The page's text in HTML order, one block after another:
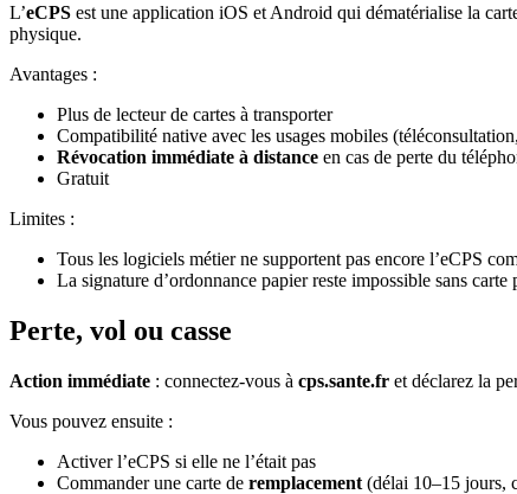
L’eCPS est une application iOS et Android qui dématérialise la
physique.
Avantages :
Plus de lecteur de cartes à transporter
Compatibilité native avec les usages mobiles
Révocation immédiate à distance en cas de perte du
Gratuit
Limites :
Tous les logiciels métier ne supportent pas encore l’eCPS
La signature d’ordonnance papier reste impossible sans carte
Perte, vol ou casse
Action immédiate : connectez-vous à cps.sante.fr et déclarez la
Vous pouvez ensuite :
Activer l’eCPS si elle ne l’était pas
Commander une carte de remplacement (délai 10–15 jours,